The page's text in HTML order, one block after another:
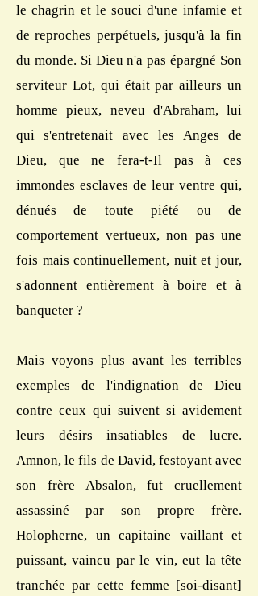
le chagrin et le souci d'une infamie et
de reproches perpétuels, jusqu'à la fin
du monde. Si Dieu n'a pas épargné Son
serviteur Lot, qui était par ailleurs un
homme pieux, neveu d'Abraham, lui
qui s'entretenait avec les Anges de
Dieu, que ne fera-t-Il pas à ces
immondes esclaves de leur ventre qui,
dénués de toute piété ou de
comportement vertueux, non pas une
fois mais continuellement, nuit et jour,
s'adonnent entièrement à boire et à
banqueter ?
Mais voyons plus avant les terribles
exemples de l'indignation de Dieu
contre ceux qui suivent si avidement
leurs désirs insatiables de lucre.
Amnon, le fils de David, festoyant avec
son frère Absalon, fut cruellement
assassiné par son propre frère.
Holopherne, un capitaine vaillant et
puissant, vaincu par le vin, eut la tête
tranchée par cette femme [soi-disant]